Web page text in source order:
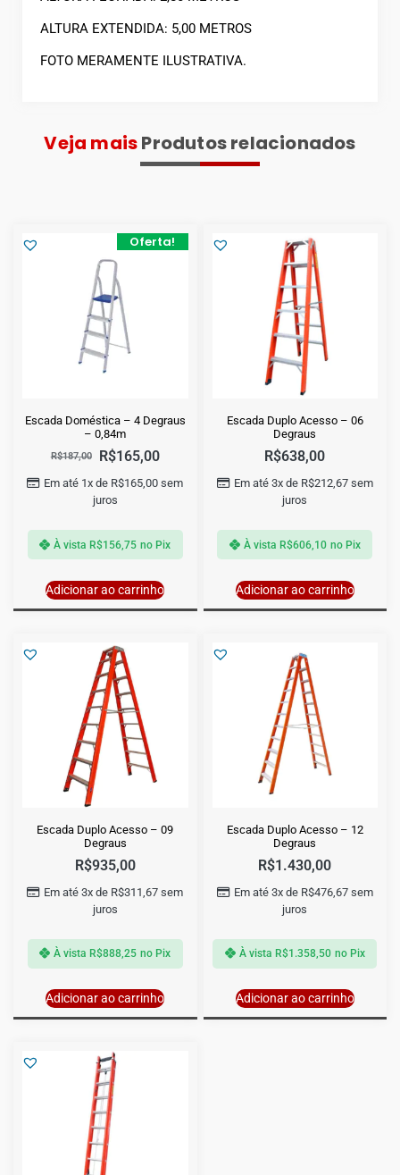
ALTURA EXTENDIDA: 5,00 METROS
FOTO MERAMENTE ILUSTRATIVA.
Veja maisProdutos relacionados
Oferta!
Escada Doméstica – 4 Degraus
– 0,84m
R$187,00 R$165,00
Em até 1x de R$165,00 sem
juros
À vista R$156,75 no Pix
Adicionar ao carrinho
Escada Duplo Acesso – 06
Degraus
R$638,00
Em até 3x de R$212,67sem
juros
À vista R$606,10 no Pix
Adicionar ao carrinho
Escada Duplo Acesso – 09
Degraus
R$935,00
Em até 3x de R$311,67 sem
juros
À vista R$888,25 no Pix
Adicionar ao carrinho
Escada Duplo Acesso – 12
Degraus
R$1.430,00
Em até 3x de R$476,67sem
juros
À vista R$1.358,50 no Pix
Adicionar ao carrinho